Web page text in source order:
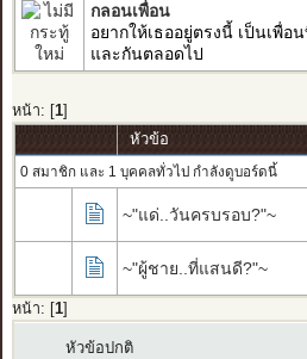
กลอนเพื่อน
อยากให้เธออยู่ตรงนี้ เป็นเพื่
และกันตลอดไป
หน้า: [ 1]
หัวข้อ
0 สมาชิก และ 1 บุคคลทั่วไป กำลังดูบอร์ดนี้
~"แด่..วันครบรอบ?"~
~"ผู้ชาย..ที่แสนดี?"~
หน้า: [ 1]
หัวข้อปกติ